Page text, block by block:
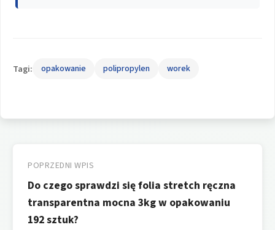
Tagi: opakowanie polipropylen worek
wpisu
POPRZEDNI WPIS
Do czego sprawdzi się folia stretch ręczna
transparentna mocna 3kg w opakowaniu
192 sztuk?